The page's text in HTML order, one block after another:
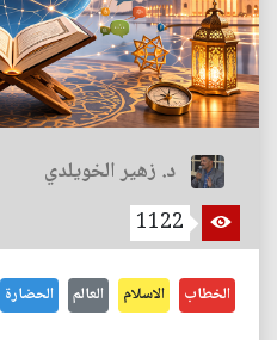
د. زهير الخويلدي
1122
الخطاب الاسلام العالم الحضارة